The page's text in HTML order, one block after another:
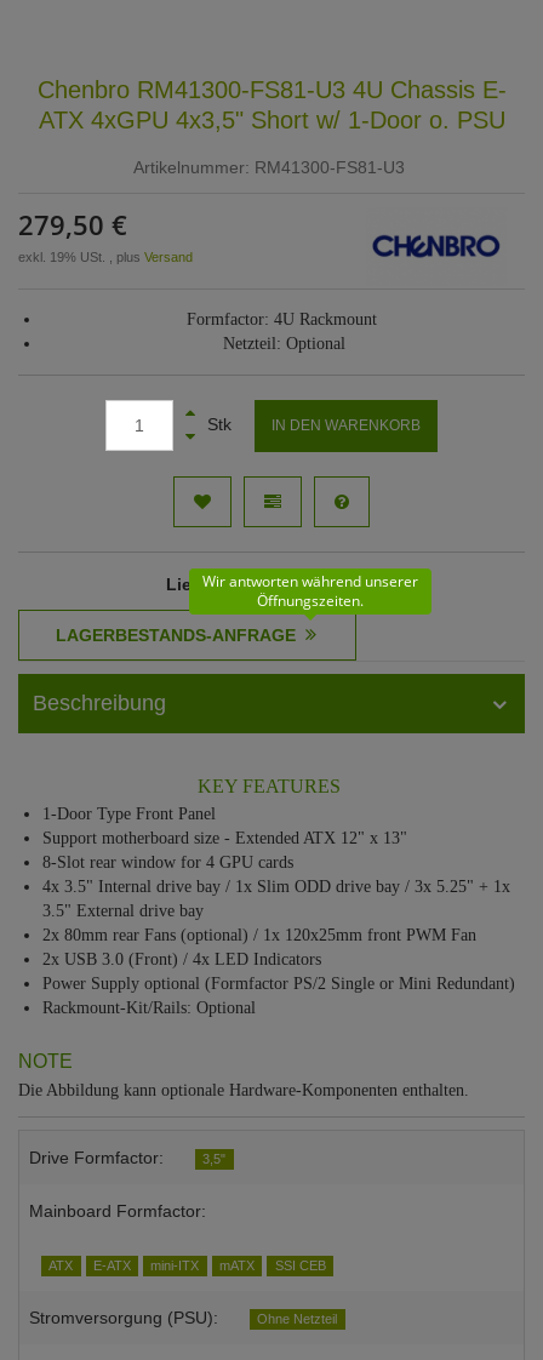
Chenbro RM41300-FS81-U3 4U Chassis E-
ATX 4xGPU 4x3,5" Short w/ 1-Door o. PSU
Artikelnummer: RM41300-FS81-U3
279,50 €
exkl. 19% USt. , plus Versand
Formfactor: 4U Rackmount
Netzteil: Optional
Stk IN DEN WARENKORB
Lieferzeit: 6 - 7 Werktage
Wir antworten während unserer
Öffnungszeiten.
Beschreibung
KEY FEATURES
1-Door Type Front Panel
Support motherboard size - Extended ATX 12" x 13"
8-Slot rear window for 4 GPU cards
4x 3.5" Internal drive bay / 1x Slim ODD drive bay / 3x 5.25" + 1x
3.5" External drive bay
2x 80mm rear Fans (optional) / 1x 120x25mm front PWM Fan
2x USB 3.0 (Front) / 4x LED Indicators
Power Supply optional (Formfactor PS/2 Single or Mini Redundant)
Rackmount-Kit/Rails: Optional
NOTE
Die Abbildung kann optionale Hardware-Komponenten enthalten.
Drive Formfactor: 3,5"
Mainboard Formfactor:
ATX E-ATX mini-ITX mATX SSI CEB
Stromversorgung (PSU): Ohne Netzteil